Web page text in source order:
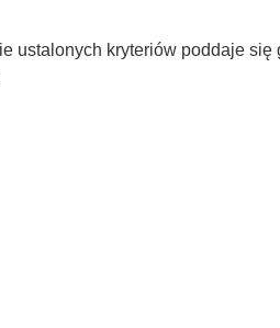
ustalonych kryteriów poddaje się